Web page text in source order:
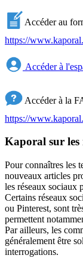
Accéder au
https://
Accéder à
Accéder à la
https://
Kaporal sur les
Pour connaîtres les
nouveaux articles
les réseaux sociaux
Certains réseaux
ou Pinterest, sont
permettent
Par ailleurs, les
généralement être
interrogations.